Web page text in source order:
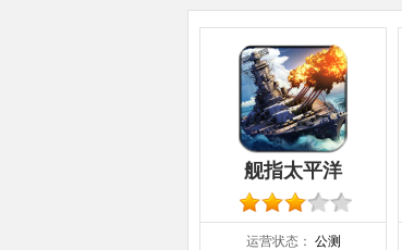
舰指太平洋
运营状态： 公测